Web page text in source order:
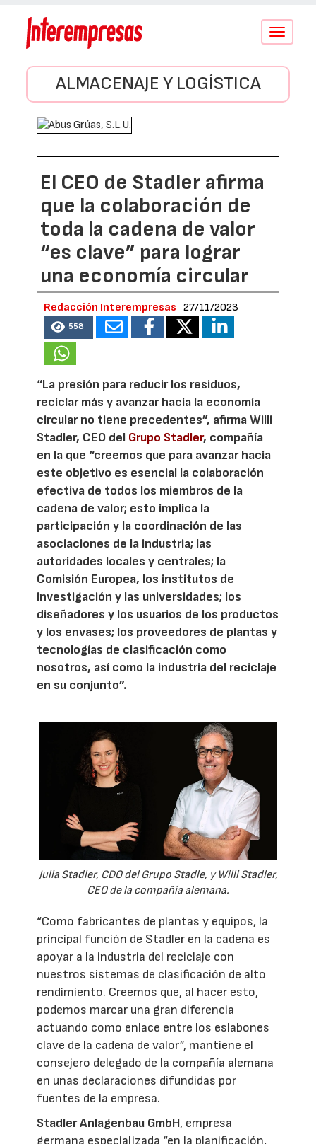
Conmutar
ALMACENAJE Y LOGÍSTICA
El CEO de Stadler afirma
que la colaboración de
toda la cadena de valor
“es clave” para lograr
una economía circular
Redacción Interempresas 27/11/2023
558
“La presión para reducir los residuos,
reciclar más y avanzar hacia la economía
circular no tiene precedentes”, afirma Willi
Stadler, CEO del Grupo Stadler, compañía
en la que “creemos que para avanzar hacia
este objetivo es esencial la colaboración
efectiva de todos los miembros de la
cadena de valor; esto implica la
participación y la coordinación de las
asociaciones de la industria; las
autoridades locales y centrales; la
Comisión Europea, los institutos de
investigación y las universidades; los
diseñadores y los usuarios de los productos
y los envases; los proveedores de plantas y
tecnologías de clasificación como
nosotros, así como la industria del reciclaje
en su conjunto”.
Julia Stadler, CDO del Grupo Stadle, y Willi Stadler,
CEO de la compañía alemana.
“Como fabricantes de plantas y equipos, la
principal función de Stadler en la cadena es
apoyar a la industria del reciclaje con
nuestros sistemas de clasificación de alto
rendimiento. Creemos que, al hacer esto,
podemos marcar una gran diferencia
actuando como enlace entre los eslabones
clave de la cadena de valor”, mantiene el
consejero delegado de la compañía alemana
en unas declaraciones difundidas por
fuentes de la empresa.
Stadler Anlagenbau GmbH, empresa